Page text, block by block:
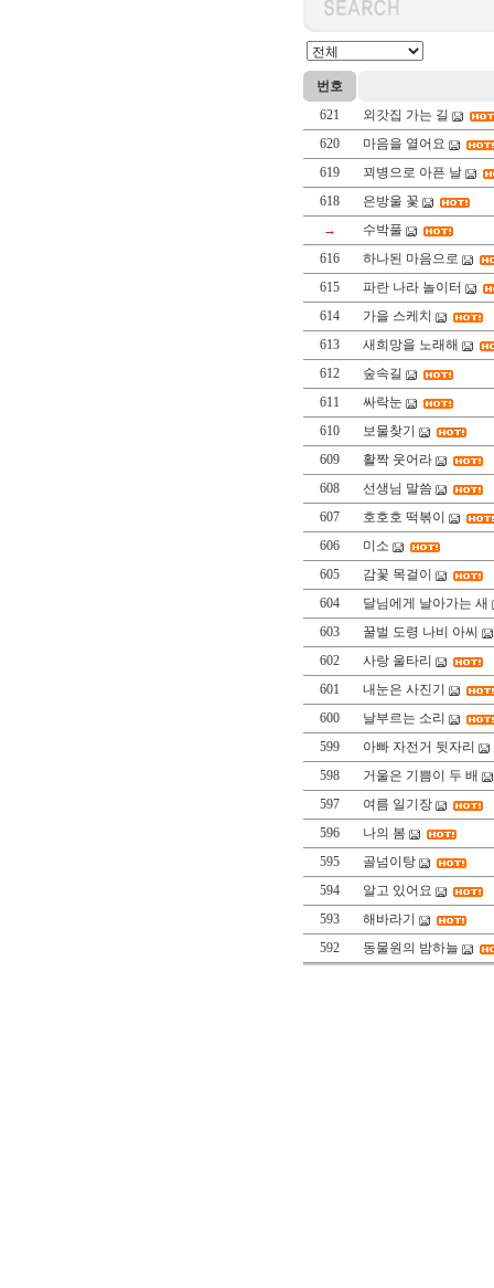
번호
621
외갓집 가는 길
620
마음을 열어요
619
꾀병으로 아픈 날
618
은방울 꽃
→
수박풀
616
하나된 마음으로
615
파란 나라 놀이터
614
가을 스케치
613
새희망을 노래해
612
숲속길
611
싸락눈
610
보물찾기
609
활짝 웃어라
608
선생님 말씀
607
호호호 떡볶이
606
미소
605
감꽃 목걸이
604
달님에게 날아가는 새
603
꿀벌 도령 나비 아씨
602
사랑 울타리
601
내눈은 사진기
600
날부르는 소리
599
아빠 자전거 뒷자리
598
거울은 기쁨이 두 배
597
여름 일기장
596
나의 봄
595
골넘이탕
594
알고 있어요
593
해바라기
592
동물원의 밤하늘